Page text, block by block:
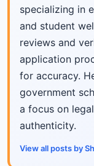
specializing in
and student
reviews and
application
for accuracy.
government
a focus on
authenticity.
View all posts by